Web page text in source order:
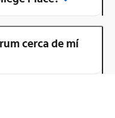
cerca de mí